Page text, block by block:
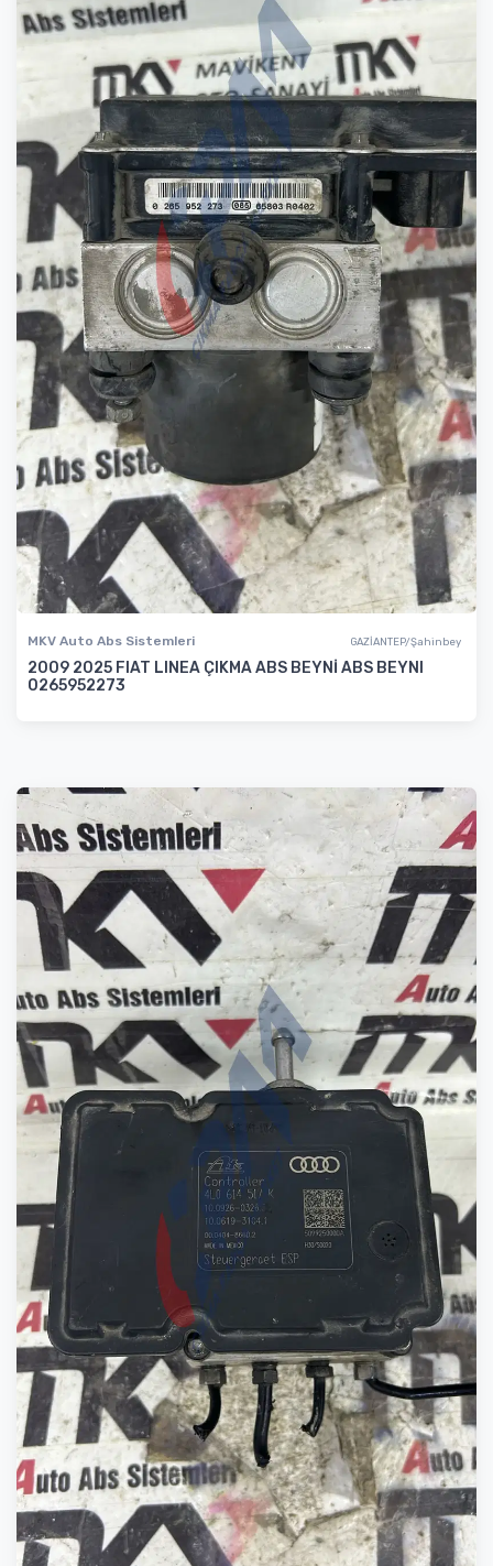
MKV Auto Abs Sistemleri GAZİANTEP/Şahinbey
2009 2025 FIAT LINEA ÇIKMA ABS BEYNİ ABS BEYNI
0265952273